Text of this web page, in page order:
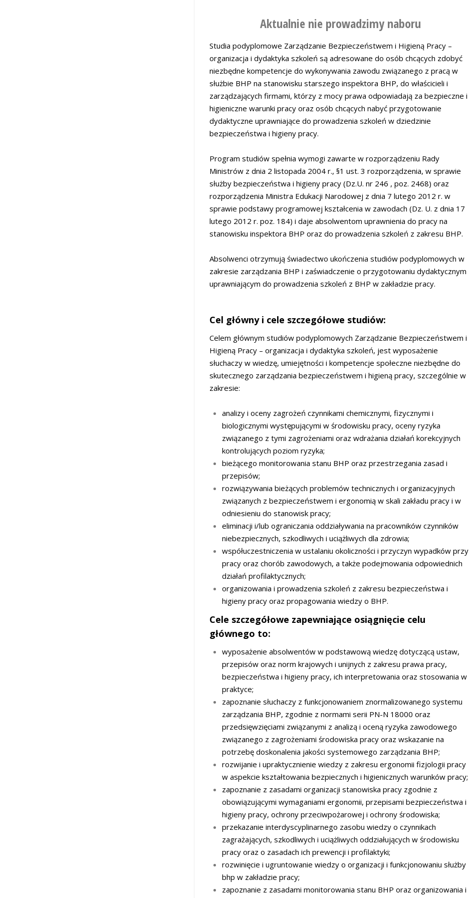
Aktualnie nie prowadzimy naboru
Studia podyplomowe Zarządzanie Bezpieczeństwem i Higieną Pracy –
organizacja i dydaktyka szkoleń są adresowane do osób chcących zdobyć
niezbędne kompetencje do wykonywania zawodu związanego z pracą w
służbie BHP na stanowisku starszego inspektora BHP, do właścicieli i
zarządzających firmami, którzy z mocy prawa odpowiadają za bezpieczne i
higieniczne warunki pracy oraz osób chcących nabyć przygotowanie
dydaktyczne uprawniające do prowadzenia szkoleń w dziedzinie
bezpieczeństwa i higieny pracy.
Program studiów spełnia wymogi zawarte w rozporządzeniu Rady
Ministrów z dnia 2 listopada 2004 r., §1 ust. 3 rozporządzenia, w sprawie
służby bezpieczeństwa i higieny pracy (Dz.U. nr 246 , poz. 2468) oraz
rozporządzenia Ministra Edukacji Narodowej z dnia 7 lutego 2012 r. w
sprawie podstawy programowej kształcenia w zawodach (Dz. U. z dnia 17
lutego 2012 r. poz. 184) i daje absolwentom uprawnienia do pracy na
stanowisku inspektora BHP oraz do prowadzenia szkoleń z zakresu BHP.
Absolwenci otrzymują świadectwo ukończenia studiów podyplomowych w
zakresie zarządzania BHP i zaświadczenie o przygotowaniu dydaktycznym
uprawniającym do prowadzenia szkoleń z BHP w zakładzie pracy.
Cel główny i cele szczegółowe studiów:
Celem głównym studiów podyplomowych Zarządzanie Bezpieczeństwem i
Higieną Pracy – organizacja i dydaktyka szkoleń, jest wyposażenie
słuchaczy w wiedzę, umiejętności i kompetencje społeczne niezbędne do
skutecznego zarządzania bezpieczeństwem i higieną pracy, szczególnie w
zakresie:
analizy i oceny zagrożeń czynnikami chemicznymi, fizycznymi i
biologicznymi występującymi w środowisku pracy, oceny ryzyka
związanego z tymi zagrożeniami oraz wdrażania działań korekcyjnych
kontrolujących poziom ryzyka;
bieżącego monitorowania stanu BHP oraz przestrzegania zasad i
przepisów;
rozwiązywania bieżących problemów technicznych i organizacyjnych
związanych z bezpieczeństwem i ergonomią w skali zakładu pracy i w
odniesieniu do stanowisk pracy;
eliminacji i/lub ograniczania oddziaływania na pracowników czynników
niebezpiecznych, szkodliwych i uciążliwych dla zdrowia;
współuczestniczenia w ustalaniu okoliczności i przyczyn wypadków przy
pracy oraz chorób zawodowych, a także podejmowania odpowiednich
działań profilaktycznych;
organizowania i prowadzenia szkoleń z zakresu bezpieczeństwa i
higieny pracy oraz propagowania wiedzy o BHP.
Cele szczegółowe zapewniające osiągnięcie celu
głównego to:
wyposażenie absolwentów w podstawową wiedzę dotyczącą ustaw,
przepisów oraz norm krajowych i unijnych z zakresu prawa pracy,
bezpieczeństwa i higieny pracy, ich interpretowania oraz stosowania w
praktyce;
zapoznanie słuchaczy z funkcjonowaniem znormalizowanego systemu
zarządzania BHP, zgodnie z normami serii PN-N 18000 oraz
przedsięwzięciami związanymi z analizą i oceną ryzyka zawodowego
związanego z zagrożeniami środowiska pracy oraz wskazanie na
potrzebę doskonalenia jakości systemowego zarządzania BHP;
rozwijanie i upraktycznienie wiedzy z zakresu ergonomii fizjologii pracy
w aspekcie kształtowania bezpiecznych i higienicznych warunków pracy;
zapoznanie z zasadami organizacji stanowiska pracy zgodnie z
obowiązującymi wymaganiami ergonomii, przepisami bezpieczeństwa i
higieny pracy, ochrony przeciwpożarowej i ochrony środowiska;
przekazanie interdyscyplinarnego zasobu wiedzy o czynnikach
zagrażających, szkodliwych i uciążliwych oddziałujących w środowisku
pracy oraz o zasadach ich prewencji i profilaktyki;
rozwinięcie i ugruntowanie wiedzy o organizacji i funkcjonowaniu służby
bhp w zakładzie pracy;
zapoznanie z zasadami monitorowania stanu BHP oraz organizowania i